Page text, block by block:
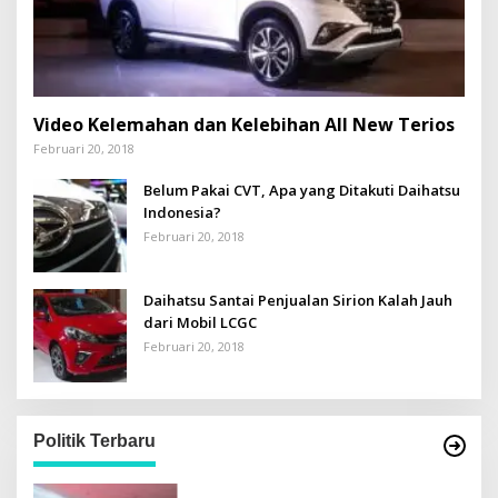
Video Kelemahan dan Kelebihan All New Terios
Februari 20, 2018
Belum Pakai CVT, Apa yang Ditakuti Daihatsu
Indonesia?
Februari 20, 2018
Daihatsu Santai Penjualan Sirion Kalah Jauh
dari Mobil LCGC
Februari 20, 2018
Politik Terbaru